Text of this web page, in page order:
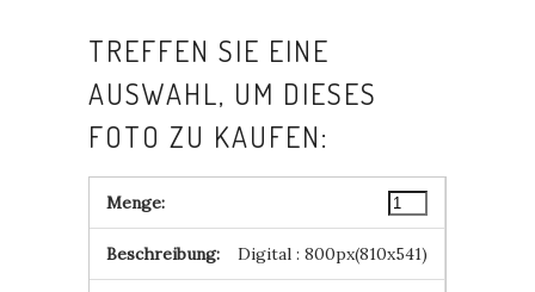
TREFFEN SIE EINE
AUSWAHL, UM DIESES
FOTO ZU KAUFEN:
Digital : 800px(810x541)